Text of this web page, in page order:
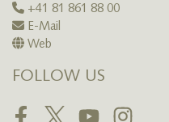
+41 81 861 88 00
E-Mail
Web
FOLLOW US